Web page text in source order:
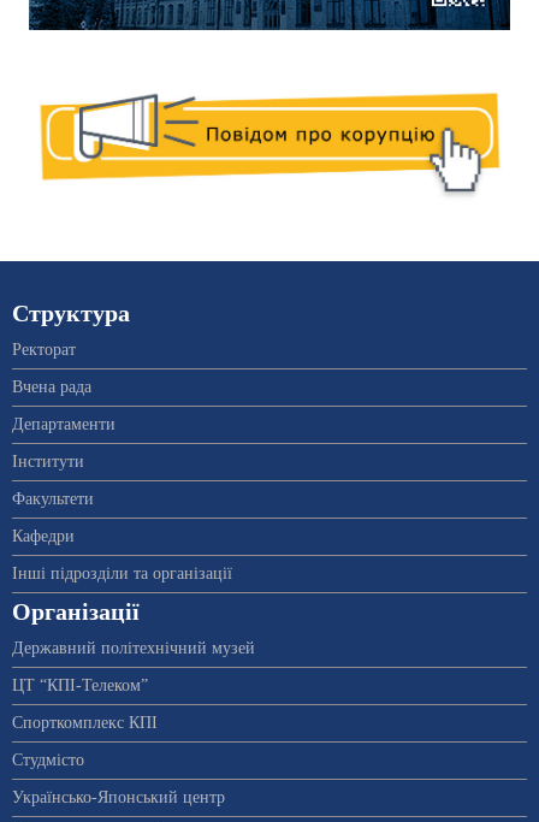
Структура
Ректорат
Вчена рада
Департаменти
Інститути
Факультети
Кафедри
Інші підрозділи та організації
Організації
Державний політехнічний музей
ЦТ “КПІ-Телеком”
Спорткомплекс КПІ
Студмісто
Українсько-Японський центр